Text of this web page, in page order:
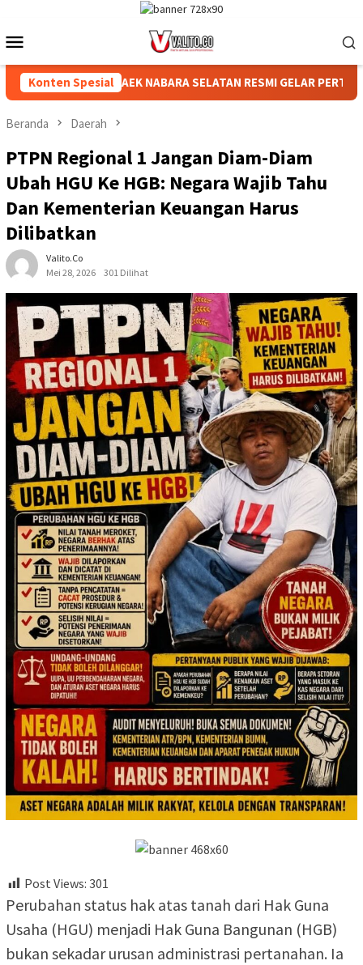
konten
Mobile
Konten Spesial
KEBUN AEK NABARA SELATAN RESMI GELAR PERTANDINGAN
Beranda Daerah
PTPN Regional 1 Jangan Diam-Diam
Ubah HGU Ke HGB: Negara Wajib Tahu
Dan Kementerian Keuangan Harus
Dilibatkan
Valito.co
Mei 28, 2026
301 Dilihat
Post Views: 301
Perubahan status hak atas tanah dari Hak Guna
Usaha (HGU) menjadi Hak Guna Bangunan (HGB)
bukan sekadar urusan administrasi pertanahan. Ia